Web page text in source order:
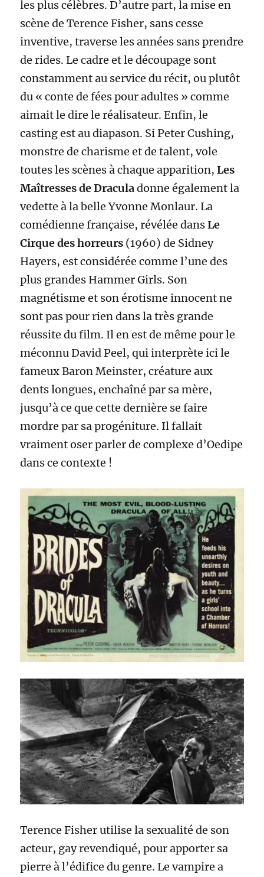
les plus célèbres. D’autre part, la mise en
scène de Terence Fisher, sans cesse
inventive, traverse les années sans prendre
de rides. Le cadre et le découpage sont
constamment au service du récit, ou plutôt
du « conte de fées pour adultes » comme
aimait le dire le réalisateur. Enfin, le
casting est au diapason. Si Peter Cushing,
monstre de charisme et de talent, vole
toutes les scènes à chaque apparition,Les
Maîtresses de Draculadonne également la
vedette à la belle Yvonne Monlaur. La
comédienne française, révélée dansLe
Cirque des horreurs (1960) de Sidney
Hayers, est considérée comme l’une des
plus grandes Hammer Girls. Son
magnétisme et son érotisme innocent ne
sont pas pour rien dans la très grande
réussite du film. Il en est de même pour le
méconnu David Peel, qui interprète ici le
fameux Baron Meinster, créature aux
dents longues, enchaîné par sa mère,
jusqu’à ce que cette dernière se faire
mordre par sa progéniture. Il fallait
vraiment oser parler de complexe d’Oedipe
dans ce contexte !
Terence Fisher utilise la sexualité de son
acteur, gay revendiqué, pour apporter sa
pierre à l’édifice du genre. Le vampire a